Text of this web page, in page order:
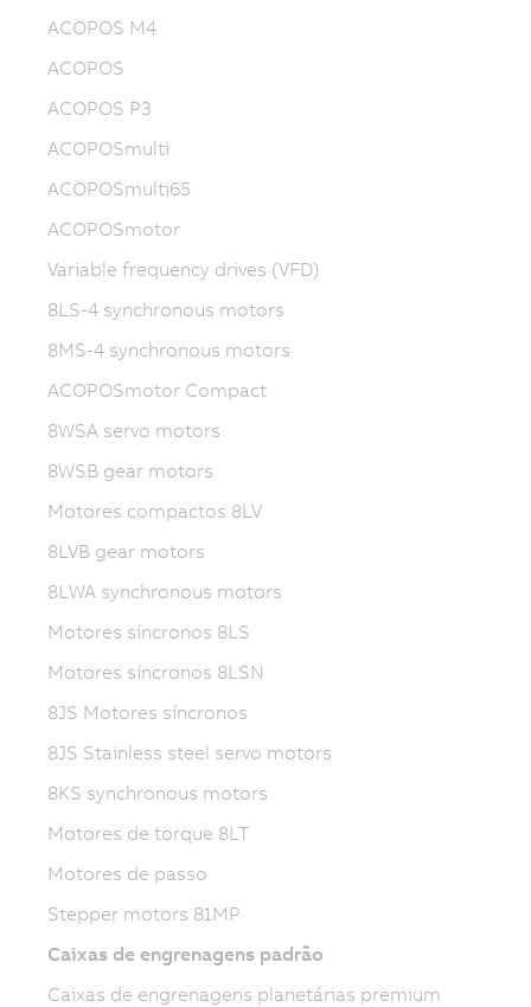
ACOPOS M4
ACOPOS
ACOPOS P3
ACOPOSmulti
ACOPOSmulti65
ACOPOSmotor
Variable frequency drives (VFD)
8LS-4 synchronous motors
8MS-4 synchronous motors
ACOPOSmotor Compact
8WSA servo motors
8WSB gear motors
Motores compactos 8LV
8LVB gear motors
8LWA synchronous motors
Motores síncronos 8LS
Motores síncronos 8LSN
8JS Motores síncronos
8JS Stainless steel servo motors
8KS synchronous motors
Motores de torque 8LT
Motores de passo
Stepper motors 81MP
Caixas de engrenagens padrão
Caixas de engrenagens planetárias premium